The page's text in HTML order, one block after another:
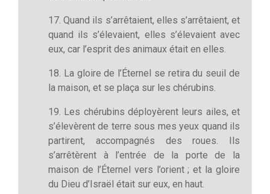
17. Quand ils s’arrêtaient, elles s’arrêtaient, et
quand ils s’élevaient, elles s’élevaient avec
eux, car l’esprit des animaux était en elles.
18. La gloire de l’Éternel se retira du seuil de
la maison, et se plaça sur les chérubins.
19. Les chérubins déployèrent leurs ailes, et
s’élevèrent de terre sous mes yeux quand ils
partirent, accompagnés des roues. Ils
s’arrêtèrent à l’entrée de la porte de la
maison de l’Éternel vers l’orient ; et la gloire
du Dieu d’Israël était sur eux, en haut.